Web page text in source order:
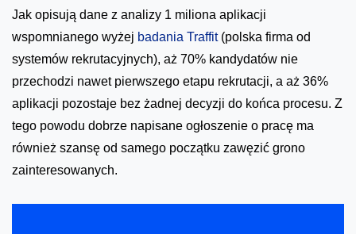
Jak opisują dane z analizy 1 miliona aplikacji
wspomnianego wyżej badania Traffit(polska firma od
systemów rekrutacyjnych), aż 70% kandydatów nie
przechodzi nawet pierwszego etapu rekrutacji, a aż 36%
aplikacji pozostaje bez żadnej decyzji do końca procesu. Z
tego powodu dobrze napisane ogłoszenie o pracę ma
również szansę od samego początku zawęzić grono
zainteresowanych.